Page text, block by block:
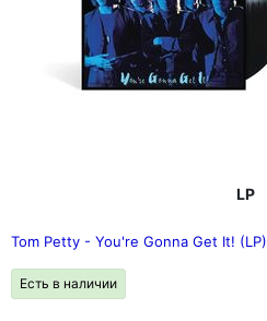
LP
Tom Petty - You're Gonna Get It! (LP)
Есть в наличии